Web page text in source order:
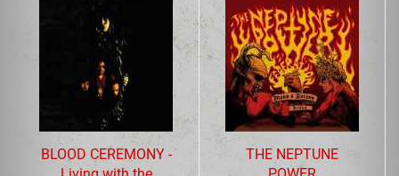
BLOOD CEREMONY -
THE NEPTUNE